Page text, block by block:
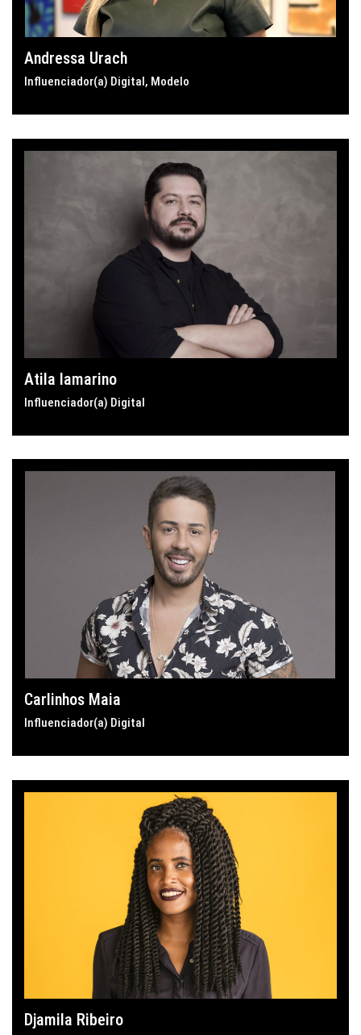
Andressa Urach
Influenciador(a) Digital, Modelo
Atila Iamarino
Influenciador(a) Digital
Carlinhos Maia
Influenciador(a) Digital
Djamila Ribeiro